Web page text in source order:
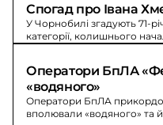
Спогад про Івана
У Чорнобилі згадують 71-
категорії, колишнього
Оператори БпЛА
«водяного»
Оператори БпЛА
вполювали «водяного» та